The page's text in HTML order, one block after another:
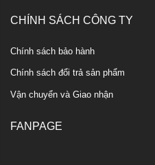
CHÍNH SÁCH CÔNG TY
Chính sách bảo hành
Chính sách đổi trả sản phẩm
Vận chuyển và Giao nhận
FANPAGE